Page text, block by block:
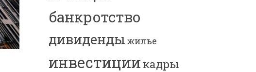
банкротство
дивиденды жилье
инвестиции кадры